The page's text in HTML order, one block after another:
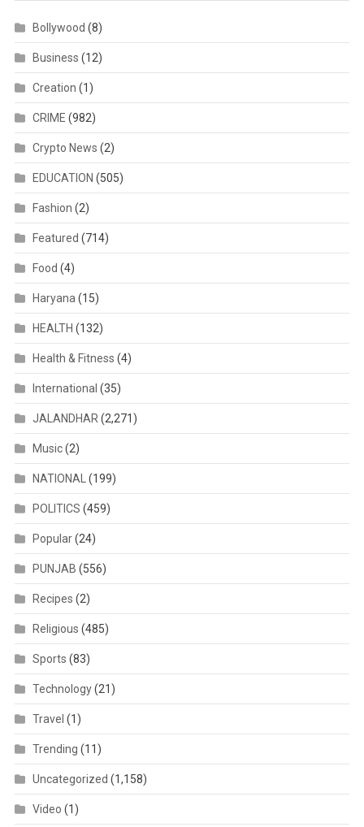
Bollywood (8)
Business (12)
Creation (1)
CRIME (982)
Crypto News (2)
EDUCATION (505)
Fashion (2)
Featured (714)
Food (4)
Haryana(15)
HEALTH (132)
Health & Fitness (4)
International (35)
JALANDHAR(2,271)
Music(2)
NATIONAL(199)
POLITICS (459)
Popular(24)
PUNJAB (556)
Recipes (2)
Religious (485)
Sports (83)
Technology(21)
Travel (1)
Trending (11)
Uncategorized (1,158)
Video (1)